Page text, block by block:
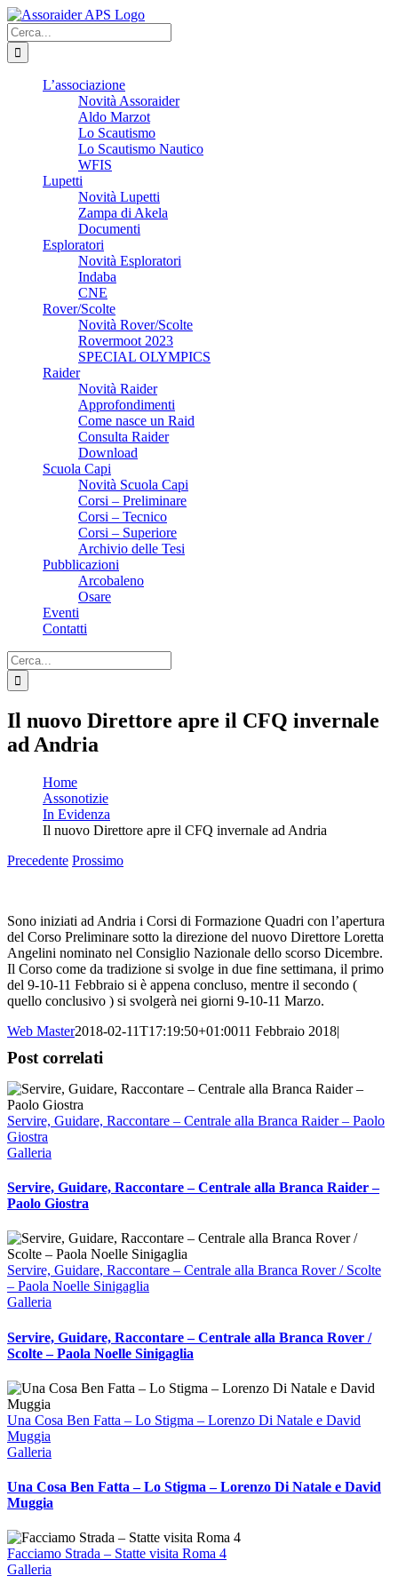
Salta
al
contenuto
Cerca
per:
L’associazione
Novità Assoraider
Aldo Marzot
Lo Scautismo
Lo Scautismo Nautico
WFIS
Lupetti
Novità Lupetti
Zampa di Akela
Documenti
Esploratori
Novità Esploratori
Indaba
CNE
Rover/Scolte
Novità Rover/Scolte
Rovermoot 2023
SPECIAL OLYMPICS
Raider
Novità Raider
Approfondimenti
Come nasce un Raid
Consulta Raider
Download
Scuola Capi
Novità Scuola Capi
Corsi – Preliminare
Corsi – Tecnico
Corsi – Superiore
Archivio delle Tesi
Pubblicazioni
Arcobaleno
Osare
Eventi
Contatti
Cerca
per:
Il nuovo Direttore apre il CFQ invernale
ad Andria
Home
Assonotizie
In Evidenza
Il nuovo Direttore apre il CFQ invernale ad Andria
Precedente Prossimo
Sono iniziati ad Andria i Corsi di Formazione Quadri con l’apertura
del Corso Preliminare sotto la direzione del nuovo Direttore Loretta
Angelini nominato nel Consiglio Nazionale dello scorso Dicembre.
Il Corso come da tradizione si svolge in due fine settimana, il primo
del 9-10-11 Febbraio si è appena concluso, mentre il secondo (
quello conclusivo ) si svolgerà nei giorni 9-10-11 Marzo.
Web Master2018-02-11T17:19:50+01:0011 Febbraio 2018|
Post correlati
Servire, Guidare, Raccontare – Centrale alla Branca Raider – Paolo
Giostra
Galleria
Servire, Guidare, Raccontare – Centrale alla Branca Raider –
Paolo Giostra
Servire, Guidare, Raccontare – Centrale alla Branca Rover / Scolte
– Paola Noelle Sinigaglia
Galleria
Servire, Guidare, Raccontare – Centrale alla Branca Rover /
Scolte – Paola Noelle Sinigaglia
Una Cosa Ben Fatta – Lo Stigma – Lorenzo Di Natale e David
Muggia
Galleria
Una Cosa Ben Fatta – Lo Stigma – Lorenzo Di Natale e David
Muggia
Facciamo Strada – Statte visita Roma 4
Galleria